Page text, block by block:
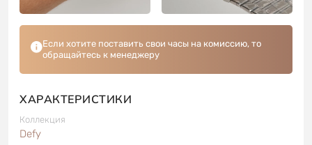
Если хотите поставить свои часы на комиссию, то
обращайтесь к менеджеру
ХАРАКТЕРИСТИКИ
Коллекция
Defy